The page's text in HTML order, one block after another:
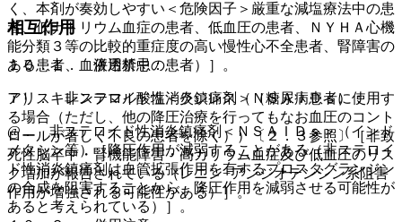
く、本剤が奏効しやすい＜危険因子＞厳重な減塩療法中の患
者、低ナトリウム血症の患者、低血圧の患者、ＮＹＨＡ心機
能分類３等の比較的重症度の高い慢性心不全患者、腎障害の
ある患者、血液透析中の患者）］。
７）． 非ステロイド性消炎鎮痛剤（ＮＳＡＩＤｓ）：
@． 非ステロイド性消炎鎮痛剤＜ＮＳＡＩＤｓ＞（インド
メタシン等）［降圧作用が減弱することがある（非ステロイ
ド性消炎鎮痛剤は血管拡張作用を有するプロスタグランジン
の合成を阻害することから、降圧作用を減弱させる可能性が
あると考えられている）］。
相互作用
１０．１． 併用禁忌：
アリスキレンフマル酸塩＜ラジレス＞（糖尿病患者に使用す
る場合（ただし、他の降圧治療を行ってもなお血圧のコント
ロールが著しく不良の患者を除く））〔２．３参照〕［非致
死性脳卒中・腎機能障害・高カリウム血症及び低血圧のリス
ク増加が報告されている（レニン−アンジオテンシン系阻害
作用が増強される可能性がある）］。